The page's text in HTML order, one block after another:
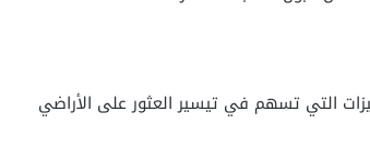
التي تسهم في تيسير العثور على الأراضي